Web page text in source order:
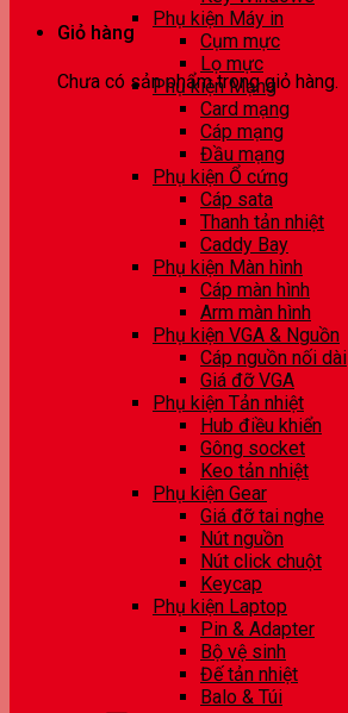
Giỏ hàng
Chưa có sản phẩm trong giỏ hàng.
Phụ kiện Máy in
Cụm mực
Lọ mực
Phụ kiện Mạng
Card mạng
Cáp mạng
Đầu mạng
Phụ kiện Ổ cứng
Cáp sata
Thanh tản nhiệt
Caddy Bay
Phụ kiện Màn hình
Cáp màn hình
Arm màn hình
Phụ kiện VGA & Nguồn
Cáp nguồn nối dài
Giá đỡ VGA
Phụ kiện Tản nhiệt
Hub điều khiển
Gông socket
Keo tản nhiệt
Phụ kiện Gear
Giá đỡ tai nghe
Nút nguồn
Nút click chuột
Keycap
Phụ kiện Laptop
Pin & Adapter
Bộ vệ sinh
Đế tản nhiệt
Balo & Túi